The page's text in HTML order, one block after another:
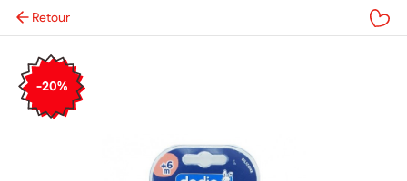
Retour
-20%